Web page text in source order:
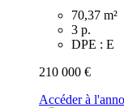
70,37 m²
3 p.
DPE : E
210 000 €
Accéder à